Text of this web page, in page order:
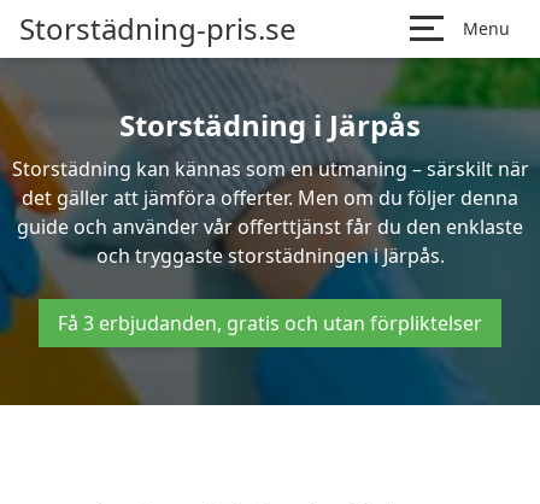
Storstädning-pris.se Menu
Storstädning i Järpås
Storstädning kan kännas som en utmaning – särskilt när
det gäller att jämföra offerter. Men om du följer denna
guide och använder vår offerttjänst får du den enklaste
och tryggaste storstädningen i Järpås.
Få 3 erbjudanden, gratis och utan förpliktelser